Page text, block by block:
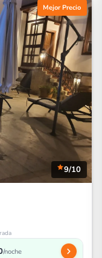
Mejor Precio
9/10
/noche